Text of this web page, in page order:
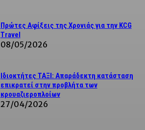
Πρώτες Αφίξεις της Χρονιάς για την KCG
Travel
08/05/2026
Ιδιοκτήτες ΤΑΞΙ: Απαράδεκτη κατάσταση
επικρατεί στην προβλήτα των
κρουαζιεροπλοίων
27/04/2026